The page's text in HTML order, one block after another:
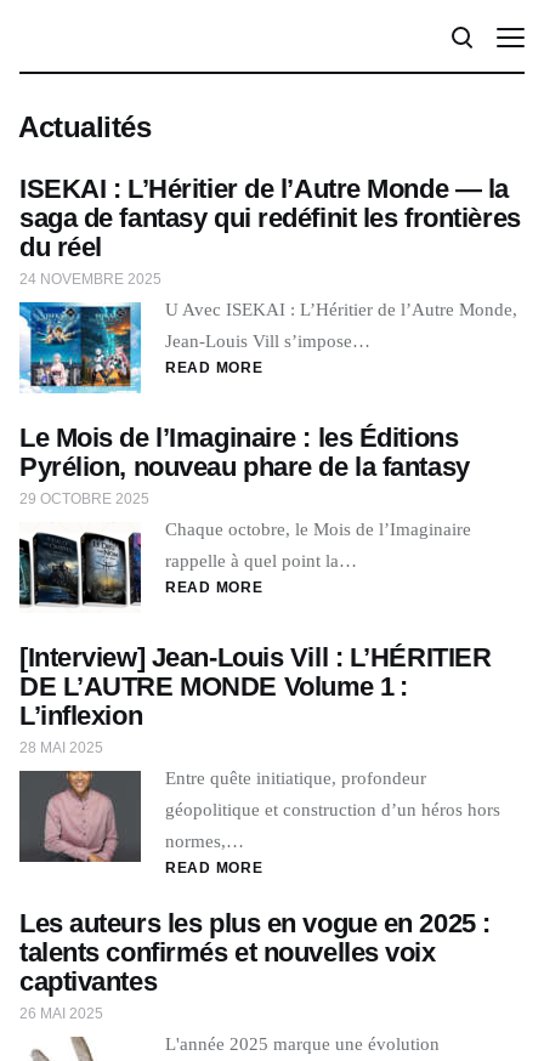
Actualités
ISEKAI : L’Héritier de l’Autre Monde — la
saga de fantasy qui redéfinit les frontières
du réel
24 NOVEMBRE 2025
U Avec ISEKAI : L’Héritier de l’Autre Monde,
Jean-Louis Vill s’impose…
READ MORE
Le Mois de l’Imaginaire : les Éditions
Pyrélion, nouveau phare de la fantasy
29 OCTOBRE 2025
Chaque octobre, le Mois de l’Imaginaire
rappelle à quel point la…
READ MORE
[Interview] Jean-Louis Vill : L’HÉRITIER
DE L’AUTRE MONDE Volume 1 :
L’inflexion
28 MAI 2025
Entre quête initiatique, profondeur
géopolitique et construction d’un héros hors
normes,…
READ MORE
Les auteurs les plus en vogue en 2025 :
talents confirmés et nouvelles voix
captivantes
26 MAI 2025
L'année 2025 marque une évolution